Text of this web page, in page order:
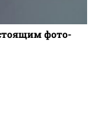
фото-